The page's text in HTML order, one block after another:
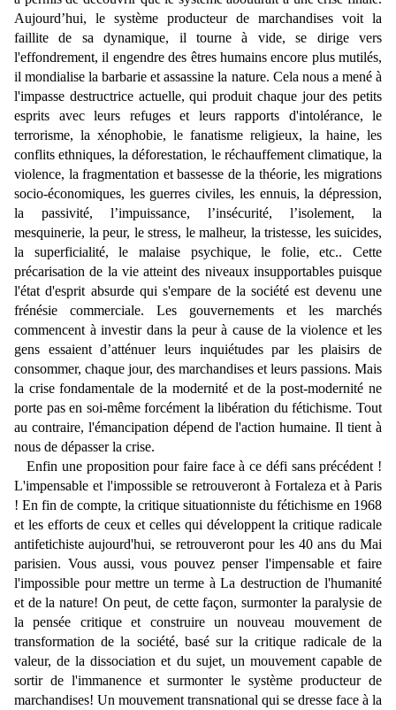
Aujourd’hui, le système producteur de marchandises voit la
faillite de sa dynamique, il tourne à vide, se dirige vers
l'effondrement, il engendre des êtres humains encore plus mutilés,
il mondialise la barbarie et assassine la nature. Cela nous a mené à
l'impasse destructrice actuelle, qui produit chaque jour des petits
esprits avec leurs refuges et leurs rapports d'intolérance, le
terrorisme, la xénophobie, le fanatisme religieux, la haine, les
conflits ethniques, la déforestation, le réchauffement climatique, la
violence, la fragmentation et bassesse de la théorie, les migrations
socio-économiques, les guerres civiles, les ennuis, la dépression,
la passivité, l’impuissance, l’insécurité, l’isolement, la
mesquinerie, la peur, le stress, le malheur, la tristesse, les suicides,
la superficialité, le malaise psychique, le folie, etc.. Cette
précarisation de la vie atteint des niveaux insupportables puisque
l'état d'esprit absurde qui s'empare de la société est devenu une
frénésie commerciale. Les gouvernements et les marchés
commencent à investir dans la peur à cause de la violence et les
gens essaient d’atténuer leurs inquiétudes par les plaisirs de
consommer, chaque jour, des marchandises et leurs passions. Mais
la crise fondamentale de la modernité et de la post-modernité ne
porte pas en soi-même forcément la libération du fétichisme. Tout
au contraire, l'émancipation dépend de l'action humaine. Il tient à
nous de dépasser la crise.
Enfin une proposition pour faire face à ce défi sans précédent !
L'impensable et l'impossible se retrouveront à Fortaleza et à Paris
! En fin de compte, la critique situationniste du fétichisme en 1968
et les efforts de ceux et celles qui développent la critique radicale
antifetichiste aujourd'hui, se retrouveront pour les 40 ans du Mai
parisien. Vous aussi, vous pouvez penser l'impensable et faire
l'impossible pour mettre un terme à La destruction de l'humanité
et de la nature! On peut, de cette façon, surmonter la paralysie de
la pensée critique et construire un nouveau mouvement de
transformation de la société, basé sur la critique radicale de la
valeur, de la dissociation et du sujet, un mouvement capable de
sortir de l'immanence et surmonter le système producteur de
marchandises! Un mouvement transnational qui se dresse face à la